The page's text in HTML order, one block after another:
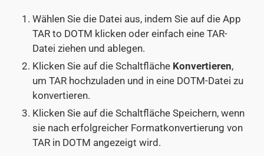
Wählen Sie die Datei aus, indem Sie auf die App
TAR to DOTM klicken oder einfach eine TAR-
Datei ziehen und ablegen.
Klicken Sie auf die Schaltfläche Konvertieren,
um TAR hochzuladen und in eine DOTM-Datei zu
konvertieren.
Klicken Sie auf die Schaltfläche Speichern, wenn
sie nach erfolgreicher Formatkonvertierung von
TAR in DOTM angezeigt wird.